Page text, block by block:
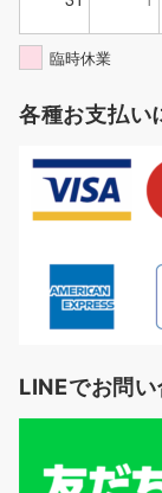
臨時休業
各種お支払い
LINEでお問